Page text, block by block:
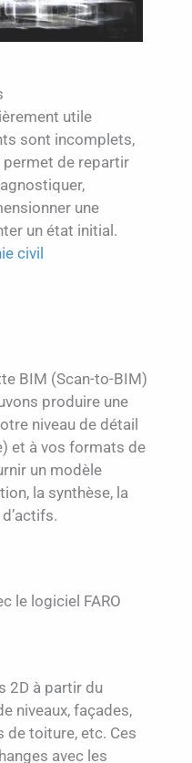
utile
sont incomplets,
de repartir
une
un état initial.
civil
BIM (Scan-to-BIM)
produire une
niveau de détail
et à vos formats de
un modèle
la synthèse, la
2D à partir du
niveaux, façades,
de toiture, etc. Ces
avec les